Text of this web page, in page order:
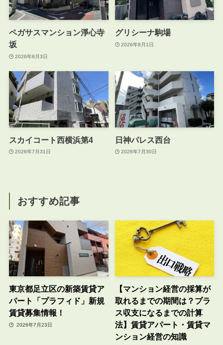
ペガサスマンション淨心寺
坂
2026年8月3日
グリシーナ駒場
2026年8月1日
スカイコート西横浜第4
2026年7月31日
日神パレス西台
2026年7月30日
おすすめ記事
東京都足立区の新築賃貸ア
パート「プラフィド」新規
賃貸募集情報！
2026年7月23日
【マンション経営の採算が
取れるまでの期間は？プラ
ス収支になるまでの計算
法】賃貸アパート・賃貸マ
ンション経営の知識